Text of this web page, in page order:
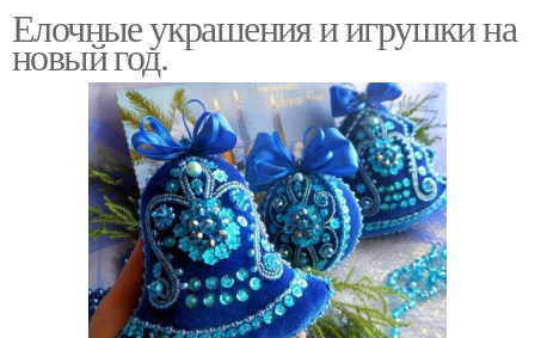
Елочные украшения и игрушки на
новый год.